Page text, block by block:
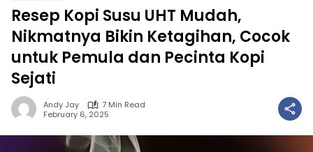
Resep Kopi Susu UHT Mudah,
Nikmatnya Bikin Ketagihan, Cocok
untuk Pemula dan Pecinta Kopi
Sejati
Andy Jay
7 Min Read
February 6, 2025